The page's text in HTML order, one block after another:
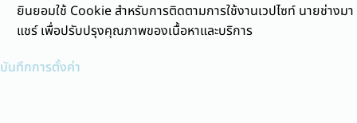
ยินยอมใช้ Cookie สำหรับการติดตามการใช้งานเวปไซท์ นายช่างมา
แชร์ เพื่อปรับปรุงคุณภาพของเนื้อหาและบริการ
บันทึกการตั้งค่า